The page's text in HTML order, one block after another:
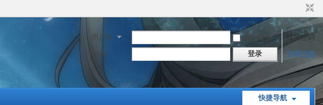
用户名 自动登录
找回密码
密码
登录 立即注册
快捷导航